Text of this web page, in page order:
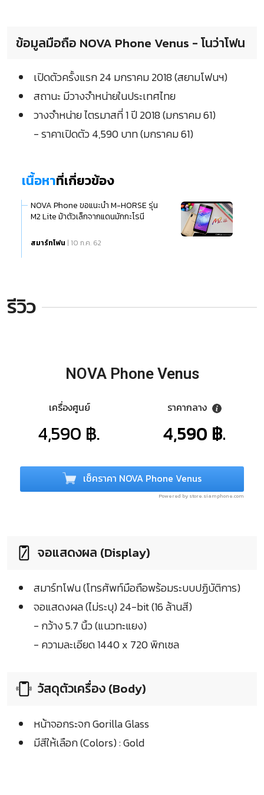
ข้อมูลมือถือ NOVA Phone Venus - โนว่าโฟน
เปิดตัวครั้งแรก 24 มกราคม 2018 (สยามโฟนฯ)
สถานะ มีวางจำหน่ายในประเทศไทย
วางจำหน่าย ไตรมาสที่ 1 ปี 2018 (มกราคม 61)
- ราคาเปิดตัว 4,590 บาท (มกราคม 61)
เนื้อหาที่เกี่ยวข้อง
NOVA Phone ขอแนะนำ M-HORSE รุ่น
M2 Lite ม้าตัวเล็กจากแดนมักกะโรนี
สมาร์ทโฟน | 10 ก.ค. 62
รีวิว
NOVA Phone Venus
เครื่องศูนย์
4,590 ฿.
ราคากลาง
4,590 ฿.
เช็คราคา NOVA Phone Venus
Powered by store.siamphone.com
จอแสดงผล (Display)
สมาร์ทโฟน (โทรศัพท์มือถือพร้อมระบบปฏิบัติการ)
จอแสดงผล (ไม่ระบุ) 24-bit (16 ล้านสี)
- กว้าง 5.7 นิ้ว (แนวทะแยง)
- ความละเอียด 1440 x 720 พิกเซล
วัสดุตัวเครื่อง (Body)
หน้าจอกระจก Gorilla Glass
มีสีให้เลือก (Colors) : Gold